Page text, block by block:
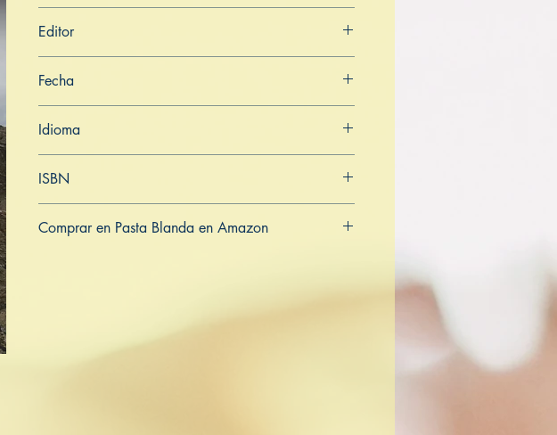
Editor
Fecha
Idioma
ISBN
Comprar en Pasta Blanda en Amazon